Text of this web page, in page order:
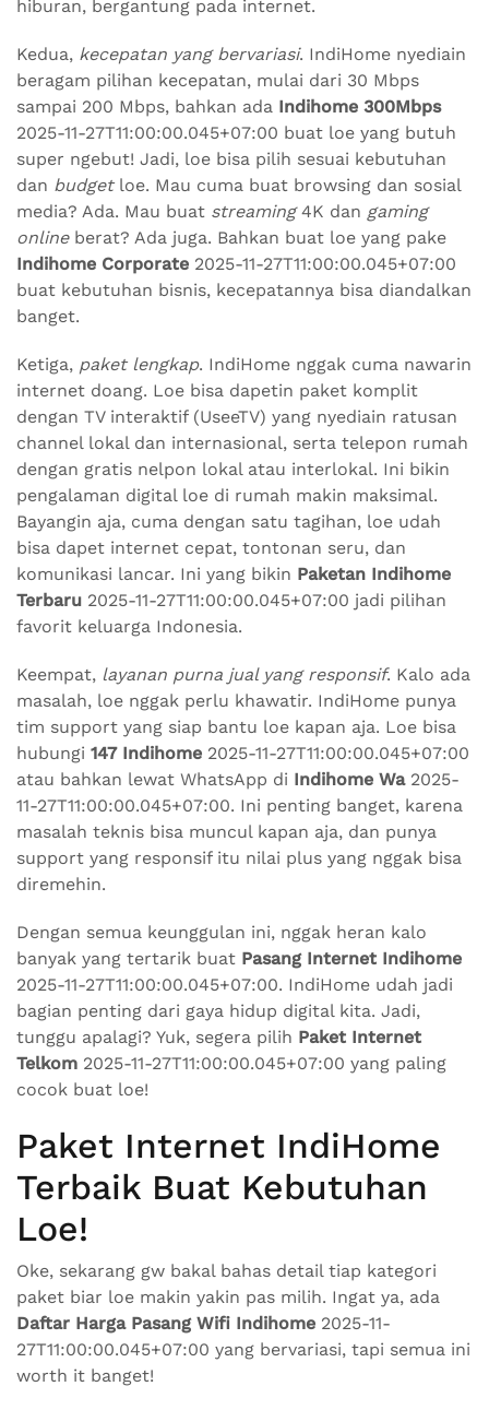
hiburan, bergantung pada internet.
Kedua, kecepatan yang bervariasi. IndiHome nyediain
beragam pilihan kecepatan, mulai dari 30 Mbps
sampai 200 Mbps, bahkan ada Indihome 300Mbps
2025-11-27T11:00:00.045+07:00 buat loe yang butuh
super ngebut! Jadi, loe bisa pilih sesuai kebutuhan
dan budgetloe. Mau cuma buat browsing dan sosial
media? Ada. Mau buat streaming4K dan gaming
onlineberat? Ada juga. Bahkan buat loe yang pake
Indihome Corporate 2025-11-27T11:00:00.045+07:00
buat kebutuhan bisnis, kecepatannya bisa diandalkan
banget.
Ketiga, paket lengkap. IndiHome nggak cuma nawarin
internet doang. Loe bisa dapetin paket komplit
dengan TV interaktif (UseeTV) yang nyediain ratusan
channel lokal dan internasional, serta telepon rumah
dengan gratis nelpon lokal atau interlokal. Ini bikin
pengalaman digital loe di rumah makin maksimal.
Bayangin aja, cuma dengan satu tagihan, loe udah
bisa dapet internet cepat, tontonan seru, dan
komunikasi lancar. Ini yang bikin Paketan Indihome
Terbaru 2025-11-27T11:00:00.045+07:00 jadi pilihan
favorit keluarga Indonesia.
Keempat, layanan purna jual yang responsif. Kalo ada
masalah, loe nggak perlu khawatir. IndiHome punya
tim support yang siap bantu loe kapan aja. Loe bisa
hubungi 147 Indihome 2025-11-27T11:00:00.045+07:00
atau bahkan lewat WhatsApp di Indihome Wa2025-
11-27T11:00:00.045+07:00. Ini penting banget, karena
masalah teknis bisa muncul kapan aja, dan punya
support yang responsif itu nilai plus yang nggak bisa
diremehin.
Dengan semua keunggulan ini, nggak heran kalo
banyak yang tertarik buat Pasang Internet Indihome
2025-11-27T11:00:00.045+07:00. IndiHome udah jadi
bagian penting dari gaya hidup digital kita. Jadi,
tunggu apalagi? Yuk, segera pilih Paket Internet
Telkom 2025-11-27T11:00:00.045+07:00 yang paling
cocok buat loe!
Paket Internet IndiHome
Terbaik Buat Kebutuhan
Loe!
Oke, sekarang gw bakal bahas detail tiap kategori
paket biar loe makin yakin pas milih. Ingat ya, ada
Daftar Harga Pasang Wifi Indihome 2025-11-
27T11:00:00.045+07:00 yang bervariasi, tapi semua ini
worth it banget!